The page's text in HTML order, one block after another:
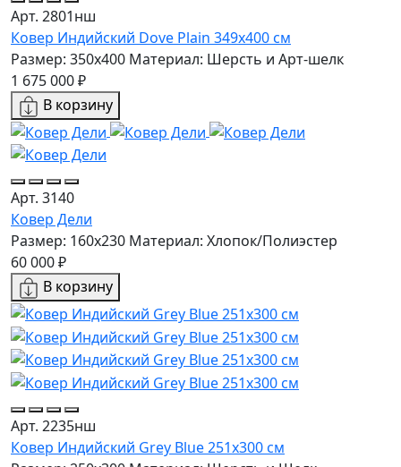
Арт. 2801нш
Ковер Индийский Dove Plain 349x400 см
Размер: 350x400 Материал: Шерсть и Арт-шелк
1 675 000 ₽
В корзину
Арт. 3140
Ковер Дели
Размер: 160х230 Материал: Хлопок/Полиэстер
60 000 ₽
В корзину
Арт. 2235нш
Ковер Индийский Grey Blue 251x300 см